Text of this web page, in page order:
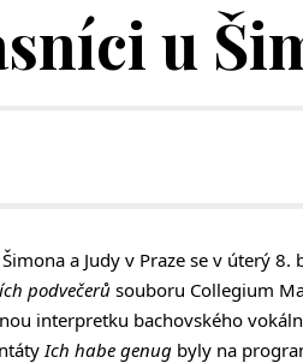
u
a Judy v Praze se v úterý
podvečerů souboru Collegium
interpretku bachovského
Ich habe genug byly na